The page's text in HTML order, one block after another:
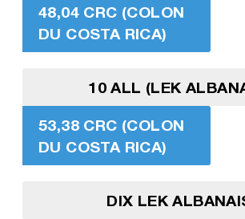
48,04 CRC (COLON
DU COSTA RICA)
10 ALL (LEK
53,38 CRC (COLON
DU COSTA RICA)
DIX LEK